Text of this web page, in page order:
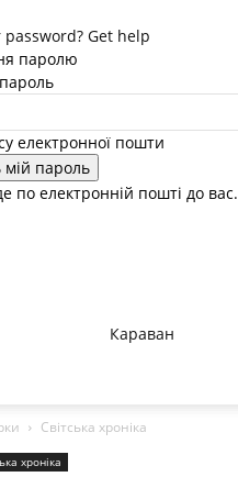
password? Get help
паролю
електронної пошти
по електронній пошті до вас.
Караван
Світська хроніка
хроніка